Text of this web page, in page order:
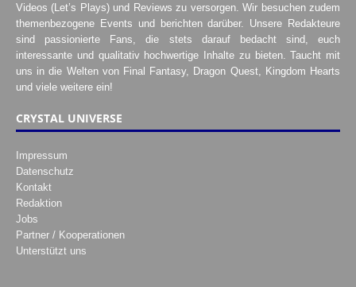
Videos (Let’s Plays) und Reviews zu versorgen. Wir besuchen zudem
themenbezogene Events und berichten darüber. Unsere Redakteure
sind passionierte Fans, die stets darauf bedacht sind, euch
interessante und qualitativ hochwertige Inhalte zu bieten. Taucht mit
uns in die Welten von Final Fantasy, Dragon Quest, Kingdom Hearts
und viele weitere ein!
CRYSTAL UNIVERSE
Impressum
Datenschutz
Kontakt
Redaktion
Jobs
Partner / Kooperationen
Unterstützt uns